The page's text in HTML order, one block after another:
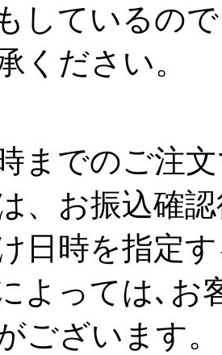
しているの
ください。
までのご注
、お振込確
日時を指定
よっては､お
ございます。